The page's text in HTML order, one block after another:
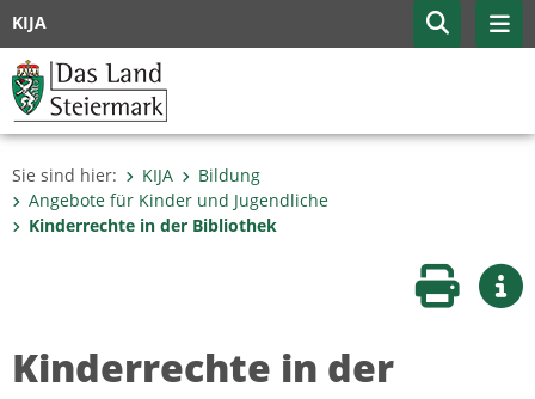
KIJA
Sie sind hier: KIJA
Bildung
Angebote für Kinder und Jugendliche
Kinderrechte in der Bibliothek
Seite
Kinderrechte in der